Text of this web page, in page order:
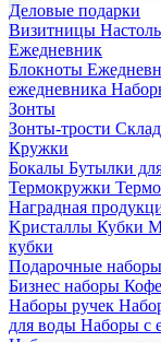
Деловые подарки
Визитницы
Ежедневник
Блокноты
ежедневника
Зонты
Зонты-трости
Кружки
Бокалы Бутылки
Термокружки
Наградная
Kристаллы Кубки
кубки
Подарочные наборы
Бизнес наборы
Наборы ручек
для воды Наборы с